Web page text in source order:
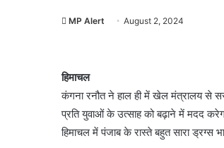
MP Alert August 2, 2024
हिमाचल
कंगना रनौत ने हाल ही में खेल मंत्रालय से
प्रति युवाओं के उत्साह को बढ़ाने में मदद
हिमाचल में पंजाब के रास्ते बहुत सारा ड्रग्स